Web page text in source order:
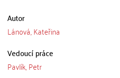
Autor
Lánová, Kateřina
Vedoucí práce
Pavlík, Petr